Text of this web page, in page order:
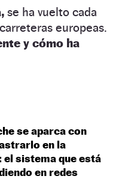
se ha vuelto cada
europeas.
y cómo ha
se aparca con
en la
el sistema que está
en redes